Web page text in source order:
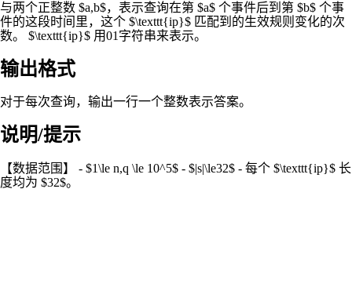
与两个正整数 $a,b$，表示查询在第 $a$ 个事件后到第 $b$ 个事
件的这段时间里，这个 $\texttt{ip}$ 匹配到的生效规则变化的次
数。 $\texttt{ip}$ 用01字符串来表示。
输出格式
对于每次查询，输出一行一个整数表示答案。
说明/提示
【数据范围】 - $1\le n,q \le 10^5$ - $|s|\le32$ - 每个 $\texttt{ip}$ 长
度均为 $32$。